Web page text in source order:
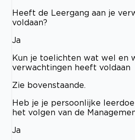
Heeft de Leergang aan je
voldaan?
Ja
Kun je toelichten wat wel en
verwachtingen heeft voldaan
Zie bovenstaande.
Heb je je persoonlijke
het volgen van de
Ja